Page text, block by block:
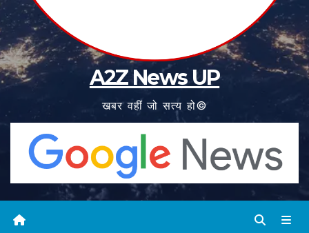
A2Z News UP
खबर वहीं जो सत्य हो©